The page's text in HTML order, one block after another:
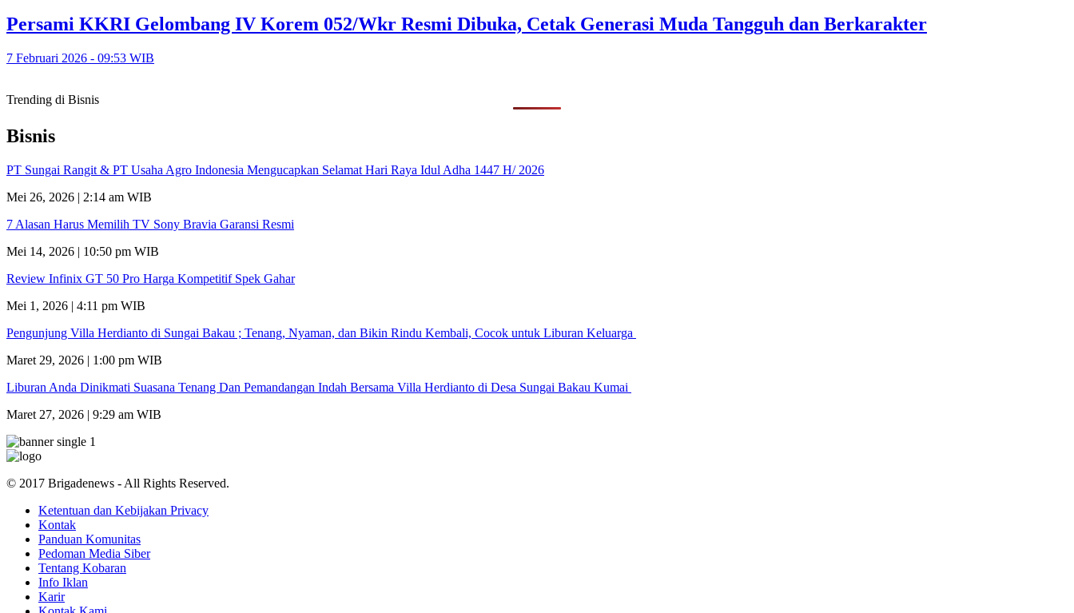
Persami KKRI Gelombang IV Korem 052/Wkr Resmi Dibuka, Cetak Generasi Muda Tangguh dan Berkarakter
7 Februari 2026 - 09:53 WIB
Trending di Bisnis
Bisnis
PT Sungai Rangit & PT Usaha Agro Indonesia Mengucapkan Selamat Hari Raya Idul Adha 1447 H/ 2026
Mei 26, 2026 | 2:14 am WIB
7 Alasan Harus Memilih TV Sony Bravia Garansi Resmi
Mei 14, 2026 | 10:50 pm WIB
Review Infinix GT 50 Pro Harga Kompetitif Spek Gahar
Mei 1, 2026 | 4:11 pm WIB
Pengunjung Villa Herdianto di Sungai Bakau ; Tenang, Nyaman, dan Bikin Rindu Kembali, Cocok untuk Liburan Keluarga
Maret 29, 2026 | 1:00 pm WIB
Liburan Anda Dinikmati Suasana Tenang Dan Pemandangan Indah Bersama Villa Herdianto di Desa Sungai Bakau Kumai
Maret 27, 2026 | 9:29 am WIB
© 2017 Brigadenews - All Rights Reserved.
Ketentuan dan Kebijakan Privacy
Kontak
Panduan Komunitas
Pedoman Media Siber
Tentang Kobaran
Info Iklan
Karir